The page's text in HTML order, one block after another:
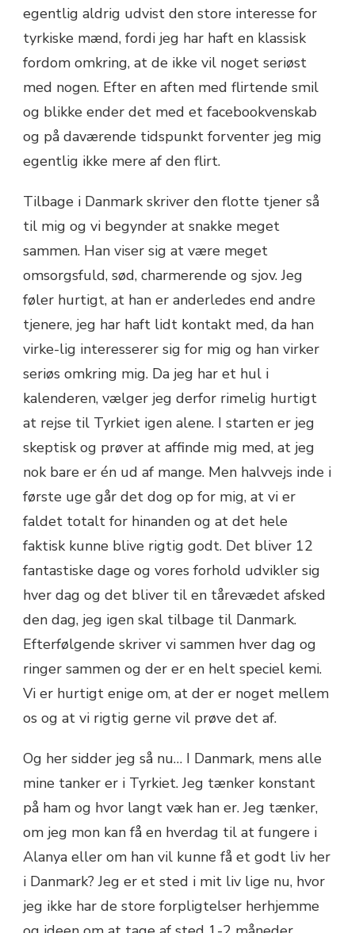
egentlig aldrig udvist den store interesse for
tyrkiske mænd, fordi jeg har haft en klassisk
fordom omkring, at de ikke vil noget seriøst
med nogen. Efter en aften med flirtende smil
og blikke ender det med et facebookvenskab
og på daværende tidspunkt forventer jeg mig
egentlig ikke mere af den flirt.
Tilbage i Danmark skriver den flotte tjener så
til mig og vi begynder at snakke meget
sammen. Han viser sig at være meget
omsorgsfuld, sød, charmerende og sjov. Jeg
føler hurtigt, at han er anderledes end andre
tjenere, jeg har haft lidt kontakt med, da han
virke-lig interesserer sig for mig og han virker
seriøs omkring mig. Da jeg har et hul i
kalenderen, vælger jeg derfor rimelig hurtigt
at rejse til Tyrkiet igen alene. I starten er jeg
skeptisk og prøver at affinde mig med, at jeg
nok bare er én ud af mange. Men halvvejs inde i
første uge går det dog op for mig, at vi er
faldet totalt for hinanden og at det hele
faktisk kunne blive rigtig godt. Det bliver 12
fantastiske dage og vores forhold udvikler sig
hver dag og det bliver til en tårevædet afsked
den dag, jeg igen skal tilbage til Danmark.
Efterfølgende skriver vi sammen hver dag og
ringer sammen og der er en helt speciel kemi.
Vi er hurtigt enige om, at der er noget mellem
os og at vi rigtig gerne vil prøve det af.
Og her sidder jeg så nu… I Danmark, mens alle
mine tanker er i Tyrkiet. Jeg tænker konstant
på ham og hvor langt væk han er. Jeg tænker,
om jeg mon kan få en hverdag til at fungere i
Alanya eller om han vil kunne få et godt liv her
i Danmark? Jeg er et sted i mit liv lige nu, hvor
jeg ikke har de store forpligtelser herhjemme